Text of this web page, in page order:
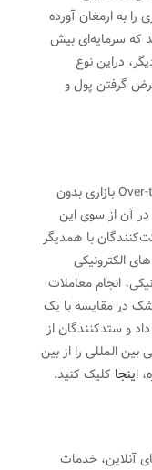
را به ارمغان آورده
که سرمایه‌ای بیش
در‌این نوع
گرفتن پول و
بازار خارج از بورس یا Over-the-counter market بازاری بدون
آن از سوی این
با همدیگر
الکترونیکی
انجام معاملات
شک در مقایسه با یک
و ستدکنندگان از
المللی را از بین
اینجا کلیک کنید.
آنلاین، خدمات